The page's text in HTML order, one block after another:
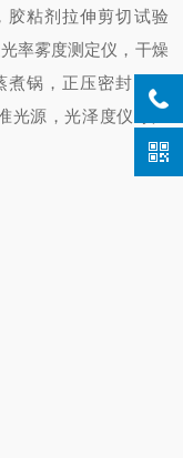
胶粘剂拉伸剪切试验
率雾度测定仪，干燥
锅，正压密封试验
源，光泽度仪等产